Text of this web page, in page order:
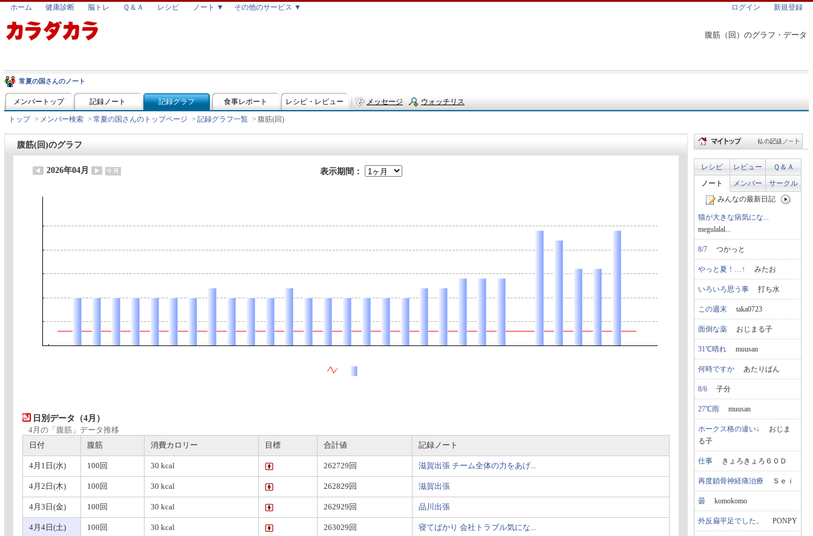
腹筋（回）のグラフ・データ
ホーム 健康診断 脳トレ Ｑ＆Ａ レシピ ノート ▼ その他のサービス ▼ ログイン 新規登録
常夏の国さんのノート
メンバートップ 記録ノート 記録グラフ 食事レポート レシピ・レビュー メッセージ ウォッチリス
トップ > メンバー検索 > 常夏の国さんのトップページ > 記録グラフ一覧 > 腹筋(回)
腹筋(回)のグラフ
2026年04月 表示期間：
日別データ（4月）
4月の「腹筋」データ推移
日付
腹筋 消費カロリー 目標 合計値 記録ノート
4月1日(水) 100回 30 kcal 262729回 滋賀出張 チーム全体の力をあげ...
4月2日(木) 100回 30 kcal 262829回 滋賀出張
4月3日(金) 100回 30 kcal 262929回 品川出張
4月4日(土) 100回 30 kcal 263029回 寝てばかり 会社トラブル気にな...
レシピ レビュー
Ｑ＆Ａ
ノート
メンバー
サークル
みんなの最新日記
猫が大きな病気にな...
megulalal...
8/7 つかっと
やっと夏！…↑ みたお
いろいろ思う事 打ち水
この週末 taka0723
面倒な薬 おじまる子
31℃晴れ muusan
何時ですか あたりばん
8/6 子分
27℃雨 muusan
ホークス格の違い↓ おじま
る子
仕事 きょろきょろ６０Ｄ
再度鎖骨神経痛治療 Ｓｅｉ
曇 komokomo
外反扁平足でした。 PONPY